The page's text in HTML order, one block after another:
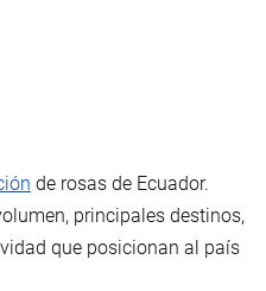
de rosas de Ecuador.
principales destinos,
que posicionan al país